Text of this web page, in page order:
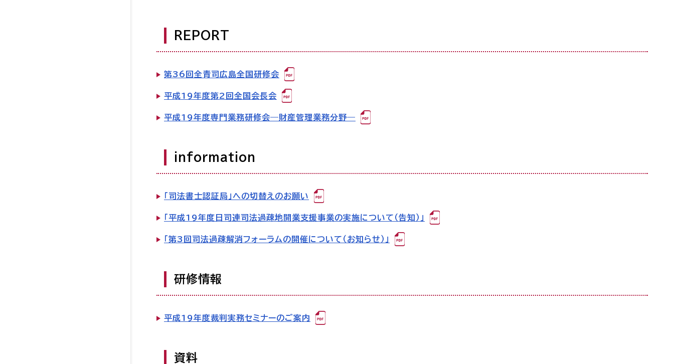
REPORT
第36回全青司広島全国研修会
平成19年度第2回全国会長会
平成19年度専門業務研修会―財産管理業務分野―
information
「司法書士認証局」への切替えのお願い
「平成19年度日司連司法過疎地開業支援事業の実施について（告知）」
「第3回司法過疎解消フォーラムの開催について（お知らせ）」
研修情報
平成19年度裁判実務セミナーのご案内
資料